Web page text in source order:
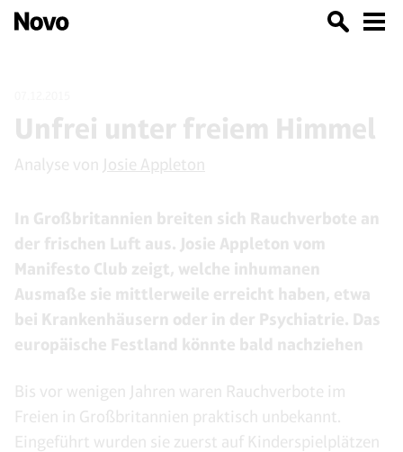
Unfrei unter freiem Himmel
Analyse von Josie Appleton
In Großbritannien breiten sich Rauchverbote an
der frischen Luft aus. Josie Appleton vom
Manifesto Club zeigt, welche inhumanen
Ausmaße sie mittlerweile erreicht haben, etwa
bei Krankenhäusern oder in der Psychiatrie. Das
europäische Festland könnte bald nachziehen
Bis vor wenigen Jahren waren Rauchverbote im
Freien in Großbritannien praktisch unbekannt.
Eingeführt wurden sie zuerst auf Kinderspielplätzen